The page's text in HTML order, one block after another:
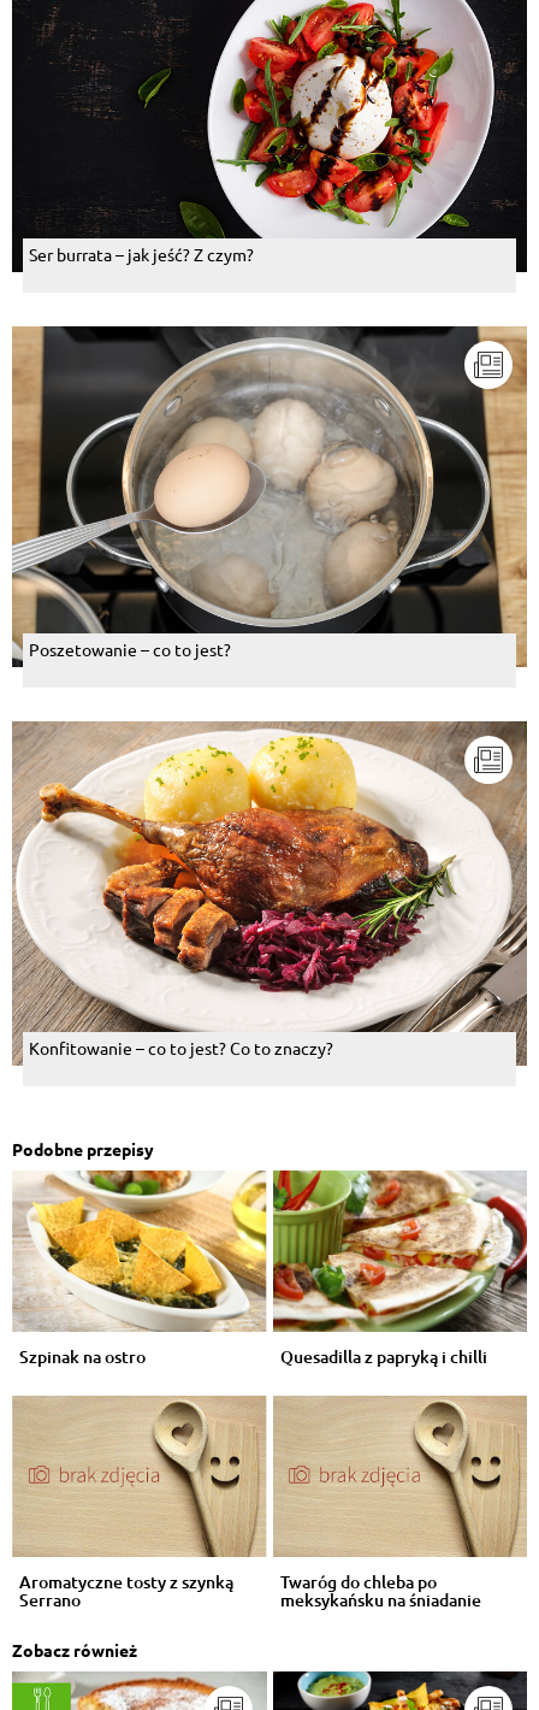
Ser burrata – jak jeść? Z czym?
Poszetowanie – co to jest?
Konfitowanie – co to jest? Co to znaczy?
Podobne przepisy
Szpinak na ostro Quesadilla z papryką i chilli
Aromatyczne tosty z szynką
Serrano
Twaróg do chleba po
meksykańsku na śniadanie
Zobacz również